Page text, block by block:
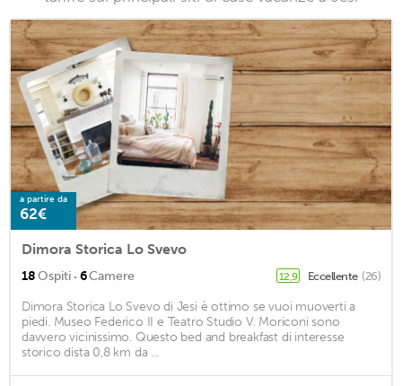
a partire da
62€
Dimora Storica Lo Svevo
18Ospiti · 6Camere 12,9 Eccellente (26)
Dimora Storica Lo Svevo di Jesi è ottimo se vuoi muoverti a
piedi. Museo Federico II e Teatro Studio V. Moriconi sono
davvero vicinissimo. Questo bed and breakfast di interesse
storico dista 0,8 km da ...